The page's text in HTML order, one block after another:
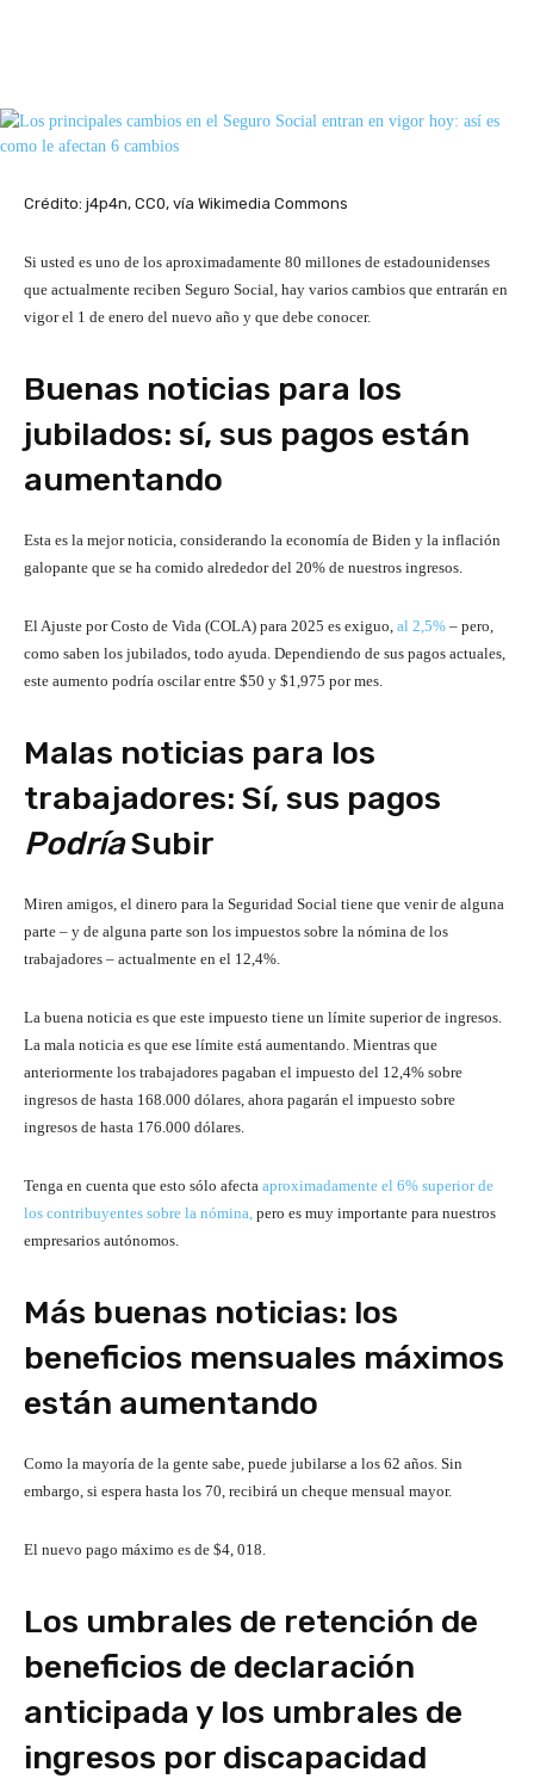
Crédito: j4p4n, CC0, vía Wikimedia Commons
Si usted es uno de los aproximadamente 80 millones de estadounidenses
que actualmente reciben Seguro Social, hay varios cambios que entrarán en
vigor el 1 de enero del nuevo año y que debe conocer.
Buenas noticias para los
jubilados: sí, sus pagos están
aumentando
Esta es la mejor noticia, considerando la economía de Biden y la inflación
galopante que se ha comido alrededor del 20% de nuestros ingresos.
El Ajuste por Costo de Vida (COLA) para 2025 es exiguo, al 2,5% – pero,
como saben los jubilados, todo ayuda. Dependiendo de sus pagos actuales,
este aumento podría oscilar entre $50 y $1,975 por mes.
Malas noticias para los
trabajadores: Sí, sus pagos
PodríaSubir
Miren amigos, el dinero para la Seguridad Social tiene que venir de alguna
parte – y de alguna parte son los impuestos sobre la nómina de los
trabajadores – actualmente en el 12,4%.
La buena noticia es que este impuesto tiene un límite superior de ingresos.
La mala noticia es que ese límite está aumentando. Mientras que
anteriormente los trabajadores pagaban el impuesto del 12,4% sobre
ingresos de hasta 168.000 dólares, ahora pagarán el impuesto sobre
ingresos de hasta 176.000 dólares.
Tenga en cuenta que esto sólo afecta aproximadamente el 6% superior de
los contribuyentes sobre la nómina, pero es muy importante para nuestros
empresarios autónomos.
Más buenas noticias: los
beneficios mensuales máximos
están aumentando
Como la mayoría de la gente sabe, puede jubilarse a los 62 años. Sin
embargo, si espera hasta los 70, recibirá un cheque mensual mayor.
El nuevo pago máximo es de $4, 018.
Los umbrales de retención de
beneficios de declaración
anticipada y los umbrales de
ingresos por discapacidad